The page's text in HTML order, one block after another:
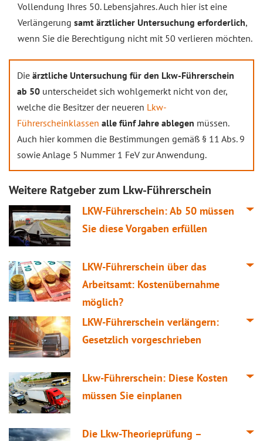
Vollendung Ihres 50. Lebensjahres. Auch hier ist eine
Verlängerung samt ärztlicher Untersuchung erforderlich,
wenn Sie die Berechtigung nicht mit 50 verlieren möchten.
Die ärztliche Untersuchung für den Lkw-Führerschein
ab 50 unterscheidet sich wohlgemerkt nicht von der,
welche die Besitzer der neueren Lkw-
Führerscheinklassen alle fünf Jahre ablegen müssen.
Auch hier kommen die Bestimmungen gemäß § 11 Abs. 9
sowie Anlage 5 Nummer 1 FeV zur Anwendung.
Weitere Ratgeber zum Lkw-Führerschein
LKW-Führerschein: Ab 50 müssen
Sie diese Vorgaben erfüllen
LKW-Führerschein über das
Arbeitsamt: Kostenübernahme
möglich?
LKW-Führerschein verlängern:
Gesetzlich vorgeschrieben
Lkw-Führerschein: Diese Kosten
müssen Sie einplanen
Die Lkw-Theorieprüfung –